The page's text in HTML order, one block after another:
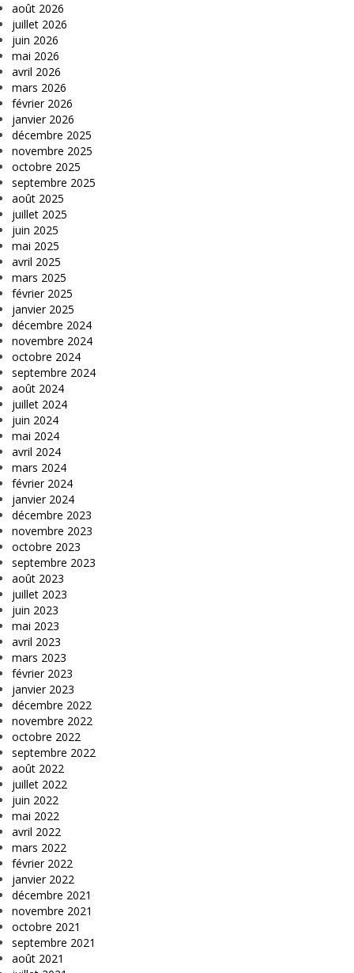
août 2026
juillet 2026
juin 2026
mai 2026
avril 2026
mars 2026
février 2026
janvier 2026
décembre 2025
novembre 2025
octobre 2025
septembre 2025
août 2025
juillet 2025
juin 2025
mai 2025
avril 2025
mars 2025
février 2025
janvier 2025
décembre 2024
novembre 2024
octobre 2024
septembre 2024
août 2024
juillet 2024
juin 2024
mai 2024
avril 2024
mars 2024
février 2024
janvier 2024
décembre 2023
novembre 2023
octobre 2023
septembre 2023
août 2023
juillet 2023
juin 2023
mai 2023
avril 2023
mars 2023
février 2023
janvier 2023
décembre 2022
novembre 2022
octobre 2022
septembre 2022
août 2022
juillet 2022
juin 2022
mai 2022
avril 2022
mars 2022
février 2022
janvier 2022
décembre 2021
novembre 2021
octobre 2021
septembre 2021
août 2021